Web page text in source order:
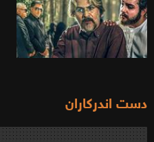
دست اندرکاران